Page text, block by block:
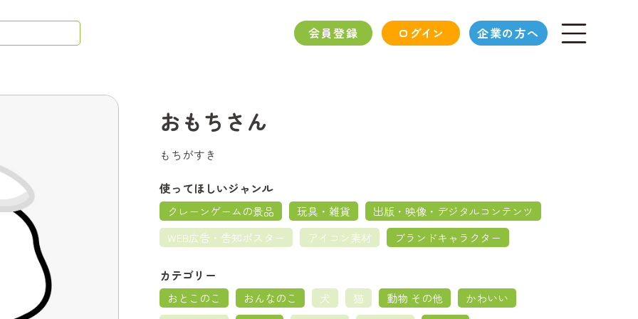
会員登録 ログイン 企業の方へ
おもちさん
もちがすき
使ってほしいジャンル
クレーンゲームの景品 玩具・雑貨
出版・映像・デジタルコンテンツ
WEB広告・告知ポスター
アイコン素材 ブランドキャラクター
カテゴリー
おとこのこ おんなのこ 犬 猫 動物 その他
かわいい